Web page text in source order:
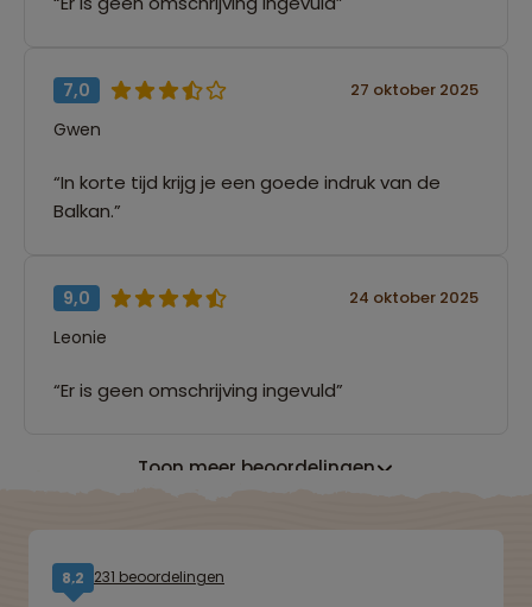
7,0 27 oktober 2025
Gwen
“In korte tijd krijg je een goede indruk van de
Balkan.”
9,0 24 oktober 2025
Leonie
“Er is geen omschrijving ingevuld”
Toon meer beoordelingen
8,2 231 beoordelingen